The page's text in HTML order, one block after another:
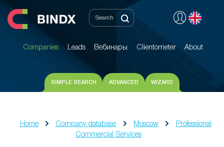
Companies Leads Вебинары Clientometer About
Companies Leads Вебинары Clientometer About
SIMPLE SEARCH ADVANCED WIZARD
Home Company database Moscow
Professional
Commercial Services